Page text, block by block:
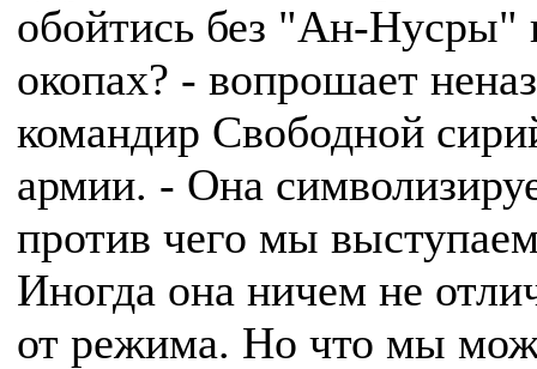
обойтись без "Ан-Нусры"
окопах? - вопрошает
командир Свободной
армии. - Она
против чего мы
Иногда она ничем не
от режима. Но что мы